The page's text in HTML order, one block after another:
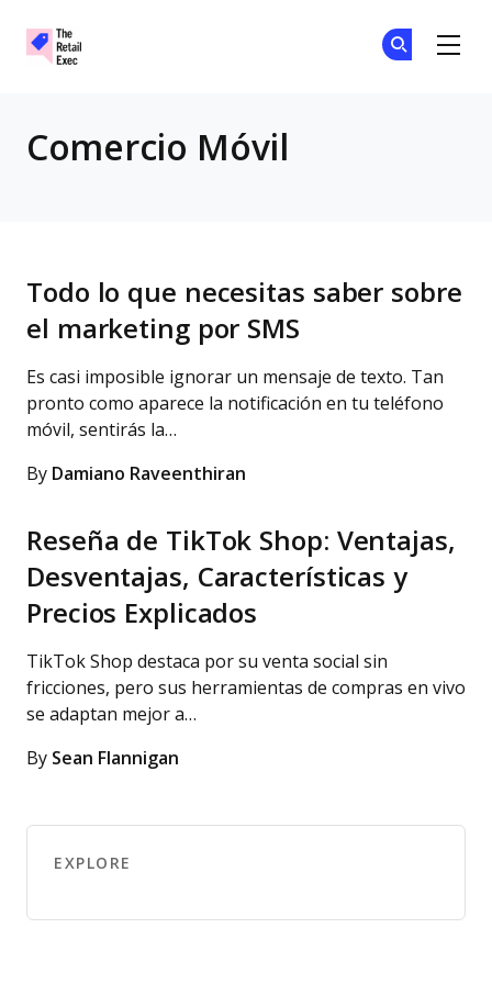
Comercio Móvil
Todo lo que necesitas saber sobre
el marketing por SMS
Es casi imposible ignorar un mensaje de texto. Tan
pronto como aparece la notificación en tu teléfono
móvil, sentirás la…
By Damiano Raveenthiran
Reseña de TikTok Shop: Ventajas,
Desventajas, Características y
Precios Explicados
TikTok Shop destaca por su venta social sin
fricciones, pero sus herramientas de compras en vivo
se adaptan mejor a…
By Sean Flannigan
EXPLORE